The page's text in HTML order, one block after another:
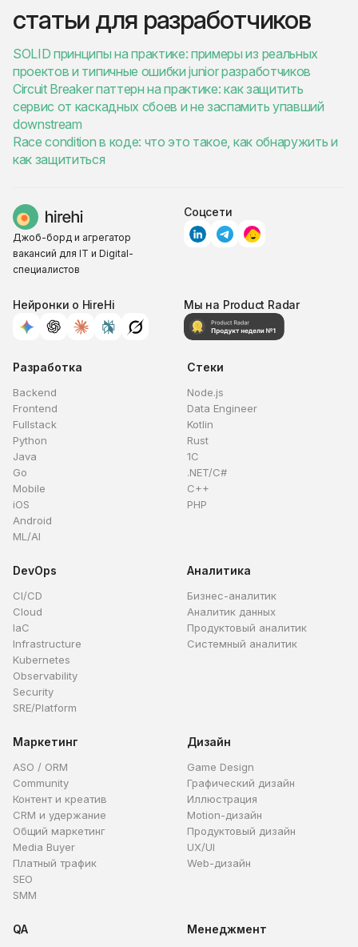
статьи для разработчиков
SOLID принципы на практике: примеры из реальных
проектов и типичные ошибки junior разработчиков
Circuit Breaker паттерн на практике: как защитить
сервис от каскадных сбоев и не заспамить упавший
downstream
Race condition в коде: что это такое, как обнаружить и
как защититься
Джоб-борд и агрегатор
вакансий для IT и Digital-
специалистов
Соцсети
Нейронки о HireHi Мы на Product Radar
Разработка
Backend
Frontend
Fullstack
Python
Java
Go
Mobile
iOS
Android
ML/AI
Стеки
Node.js
Data Engineer
Kotlin
Rust
1C
.NET/C#
C++
PHP
DevOps
CI/CD
Cloud
IaC
Infrastructure
Kubernetes
Observability
Security
SRE/Platform
Аналитика
Бизнес-аналитик
Аналитик данных
Продуктовый аналитик
Системный аналитик
Маркетинг
ASO / ORM
Community
Контент и креатив
CRM и удержание
Общий маркетинг
Media Buyer
Платный трафик
SEO
SMM
Дизайн
Game Design
Графический дизайн
Иллюстрация
Motion-дизайн
Продуктовый дизайн
UX/UI
Web-дизайн
QA Менеджмент